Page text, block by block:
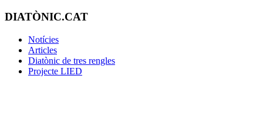
DIATÒNIC.CAT
Notícies
Articles
Diatònic de tres rengles
Projecte LIED